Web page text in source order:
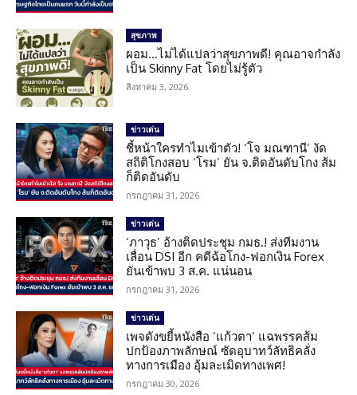
สุขภาพ
ผอม…ไม่ได้แปลว่าสุขภาพดี! คุณอาจกำลัง
เป็น Skinny Fat โดยไม่รู้ตัว
สิงหาคม 3, 2026
ข่าวเด่น
ชี้หน้าใครทำไมเข้าตัว! ‘โจ มณฑานี’ งัด
สถิติโกงสอบ ‘โรม’ ยัน จ.ติดอันดับโกง ส้ม
ก็ติดอันดับ
กรกฎาคม 31, 2026
ข่าวเด่น
‘ภาวุธ’ อ้างติดประชุม กมธ.! ส่งทีมงาน
เลื่อน DSI อีก คดีฉ้อโกง-ฟอกเงิน Forex
ยันเข้าพบ 3 ส.ค. แน่นอน
กรกฎาคม 31, 2026
ข่าวเด่น
เพจดังขยี้หนังสือ ‘แก้วตา’ แฉพรรคส้ม
ปกป้องภาพลักษณ์ ซัดอุบาทว์ลัทธิคลั่ง
ทางการเมือง อุ้มละเมิดทางเพศ!
กรกฎาคม 30, 2026